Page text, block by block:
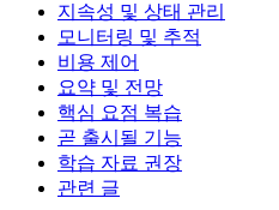
지속성 및 상태 관리
모니터링 및 추적
비용 제어
요약 및 전망
핵심 요점 복습
곧 출시될 기능
학습 자료 권장
관련 글